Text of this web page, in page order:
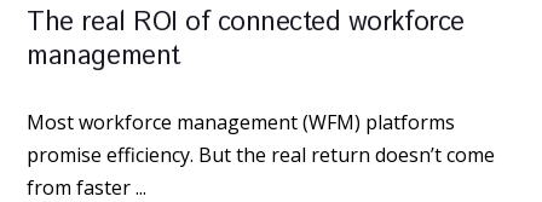
The real ROI of connected workforce
management
Most workforce management (WFM) platforms
promise efficiency. But the real return doesn’t come
from faster ...